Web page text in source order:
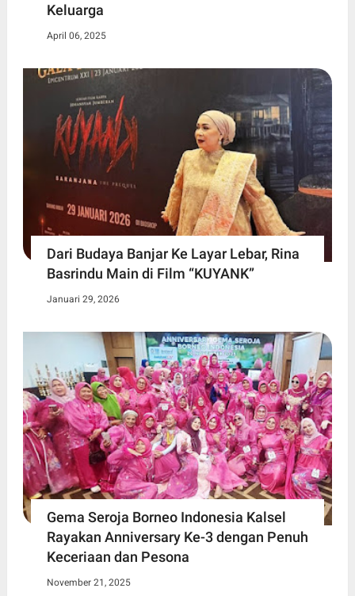
Keluarga
April 06, 2025
Dari Budaya Banjar Ke Layar Lebar, Rina
Basrindu Main di Film “KUYANK”
Januari 29, 2026
Gema Seroja Borneo Indonesia Kalsel
Rayakan Anniversary Ke-3 dengan Penuh
Keceriaan dan Pesona
November 21, 2025